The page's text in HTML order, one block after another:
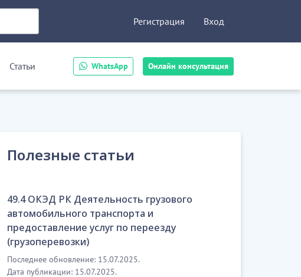
WhatsApp Онлайн консультация
Регистрация Вход
Статьи
Полезные статьи
49.4 ОКЭД РК Деятельность грузового
автомобильного транспорта и
предоставление услуг по переезду
(грузоперевозки)
Последнее обновление: 15.07.2025.
Дата публикации: 15.07.2025.